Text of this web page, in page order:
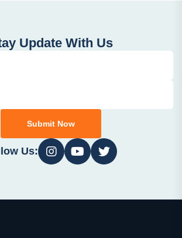
Update With Us
Submit Now
Us: